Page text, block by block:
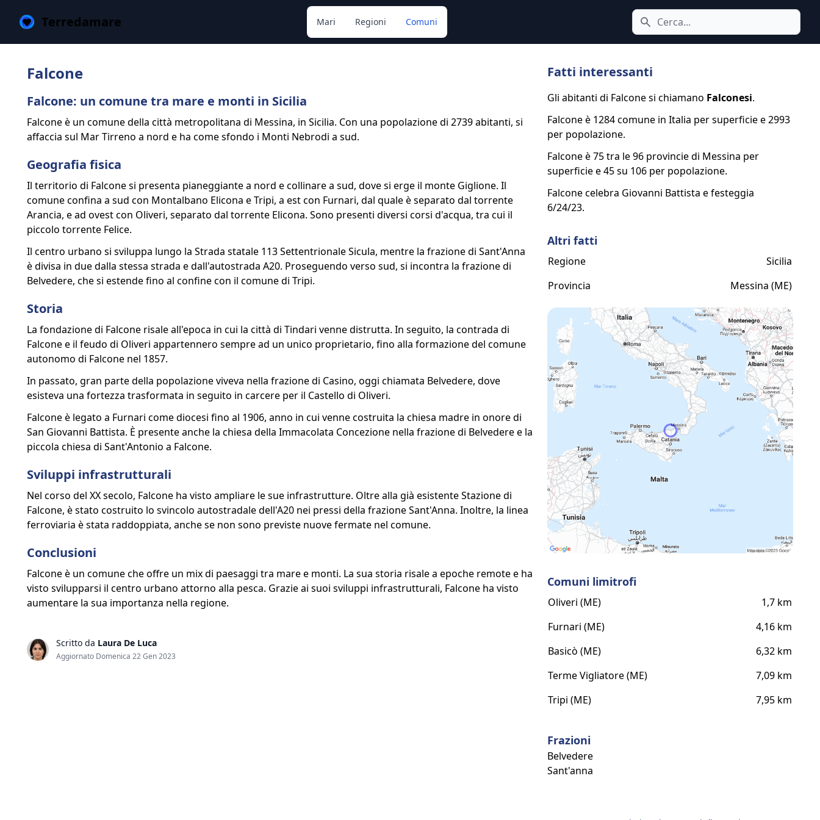
Terredamare Cerca icona
Mari Regioni Comuni
Falcone
Falcone: un comune tra mare e monti in Sicilia
Falcone è un comune della città metropolitana di Messina, in Sicilia. Con una popolazione di 2739 abitanti, si
affaccia sul Mar Tirreno a nord e ha come sfondo i Monti Nebrodi a sud.
Geografia fisica
Il territorio di Falcone si presenta pianeggiante a nord e collinare a sud, dove si erge il monte Giglione. Il
comune confina a sud con Montalbano Elicona e Tripi, a est con Furnari, dal quale è separato dal torrente
Arancia, e ad ovest con Oliveri, separato dal torrente Elicona. Sono presenti diversi corsi d'acqua, tra cui il
piccolo torrente Felice.
Il centro urbano si sviluppa lungo la Strada statale 113 Settentrionale Sicula, mentre la frazione di Sant'Anna
è divisa in due dalla stessa strada e dall'autostrada A20. Proseguendo verso sud, si incontra la frazione di
Belvedere, che si estende fino al confine con il comune di Tripi.
Storia
La fondazione di Falcone risale all'epoca in cui la città di Tindari venne distrutta. In seguito, la contrada di
Falcone e il feudo di Oliveri appartennero sempre ad un unico proprietario, fino alla formazione del comune
autonomo di Falcone nel 1857.
In passato, gran parte della popolazione viveva nella frazione di Casino, oggi chiamata Belvedere, dove
esisteva una fortezza trasformata in seguito in carcere per il Castello di Oliveri.
Falcone è legato a Furnari come diocesi fino al 1906, anno in cui venne costruita la chiesa madre in onore di
San Giovanni Battista. È presente anche la chiesa della Immacolata Concezione nella frazione di Belvedere e la
piccola chiesa di Sant'Antonio a Falcone.
Sviluppi infrastrutturali
Nel corso del XX secolo, Falcone ha visto ampliare le sue infrastrutture. Oltre alla già esistente Stazione di
Falcone, è stato costruito lo svincolo autostradale dell'A20 nei pressi della frazione Sant'Anna. Inoltre, la linea
ferroviaria è stata raddoppiata, anche se non sono previste nuove fermate nel comune.
Conclusioni
Falcone è un comune che offre un mix di paesaggi tra mare e monti. La sua storia risale a epoche remote e ha
visto svilupparsi il centro urbano attorno alla pesca. Grazie ai suoi sviluppi infrastrutturali, Falcone ha visto
aumentare la sua importanza nella regione.
Scritto da Laura De Luca
Aggiornato Domenica 22 Gen 2023
Fatti interessanti
Gli abitanti di Falcone si chiamano Falconesi.
Falcone è 1284 comune in Italia per superficie e 2993
per popolazione.
Falcone è 75 tra le 96 provincie di Messina per
superficie e 45 su 106 per popolazione.
Falcone celebra Giovanni Battista e festeggia
6/24/23.
Altri fatti
Regione
Sicilia
Provincia
Messina (ME)
Comuni limitrofi
Oliveri (ME)
1,7 km
Furnari (ME)
4,16 km
Basicò (ME)
6,32 km
Terme Vigliatore (ME)
7,09 km
Tripi (ME)
7,95 km
Frazioni
Belvedere
Sant'anna